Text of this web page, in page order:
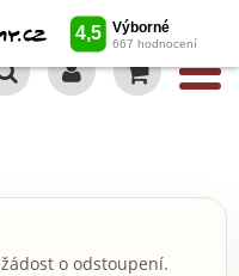
o odstoupení.